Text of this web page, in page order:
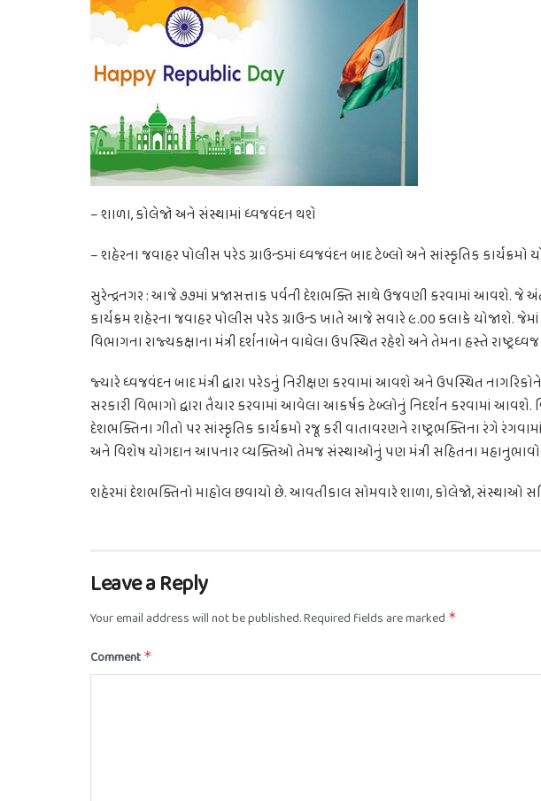
– શાળા, કોલેજો અને સંસ્થામાં ધ્વજવંદન થશે
– શહેરના જવાહર પોલીસ પરેડ ગ્રાઉન્ડમાં ધ્વજવંદન બાદ ટેબ્લો અને સાંસ્કૃતિક કાર્યક્રમો
સુરેન્દ્રનગર : આજે ૭૭માં પ્રજાસત્તાક પર્વની દેશભક્તિ સાથે ઉજવણી કરવામાં આવશે. જે
કાર્યક્રમ શહેરના જવાહર પોલીસ પરેડ ગ્રાઉન્ડ ખાતે આજે સવારે ૯.૦૦ કલાકે યોજાશે.
વિભાગના રાજ્યકક્ષાના મંત્રી દર્શનાબેન વાઘેલા ઉપસ્થિત રહેશે અને તેમના હસ્તે
જ્યારે ધ્વજવંદન બાદ મંત્રી દ્વારા પરેડનું નિરીક્ષણ કરવામાં આવશે અને ઉપસ્થિત
સરકારી વિભાગો દ્વારા તૈયાર કરવામાં આવેલા આકર્ષક ટેબ્લોનું નિદર્શન કરવામાં આવશે.
દેશભક્તિના ગીતો પર સાંસ્કૃતિક કાર્યક્રમો રજૂ કરી વાતાવરણને રાષ્ટ્રભક્તિના રંગે
અને વિશેષ યોગદાન આપનાર વ્યક્તિઓ તેમજ સંસ્થાઓનું પણ મંત્રી સહિતના
શહેરમાં દેશભક્તિનો માહોલ છવાયો છે. આવતીકાલ સોમવારે શાળા, કોલેજો, સંસ્થાઓ
Leave a Reply
Your email address will not be published.Required fields are marked *
Comment *